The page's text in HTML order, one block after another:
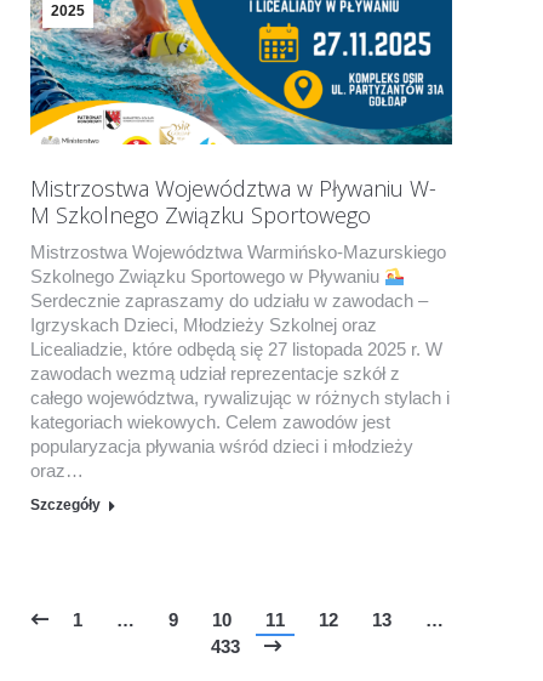
2025
Mistrzostwa Województwa w Pływaniu W-
M Szkolnego Związku Sportowego
Mistrzostwa Województwa Warmińsko-Mazurskiego
Szkolnego Związku Sportowego w Pływaniu
Serdecznie zapraszamy do udziału w zawodach –
Igrzyskach Dzieci, Młodzieży Szkolnej oraz
Licealiadzie, które odbędą się 27 listopada 2025 r. W
zawodach wezmą udział reprezentacje szkół z
całego województwa, rywalizując w różnych stylach i
kategoriach wiekowych. Celem zawodów jest
popularyzacja pływania wśród dzieci i młodzieży
oraz…
Szczegóły
1 … 9 10 11 12 13
…
433